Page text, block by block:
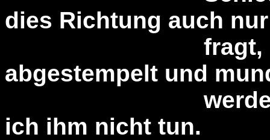
dies Richtung auch nur
fragt, als
abgestempelt und
werden. Aber
ich ihm nicht tun.